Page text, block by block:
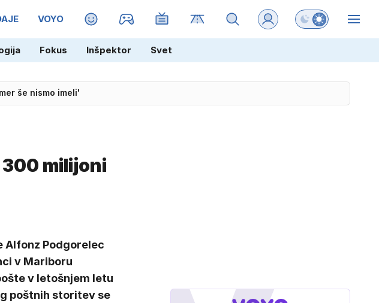
VOYO MAGAZIN Preklopi barvni
Fokus Inšpektor Svet
še nismo imeli'
300 milijoni
Alfonz Podgorelec
v Mariboru
v letošnjem letu
poštnih storitev se